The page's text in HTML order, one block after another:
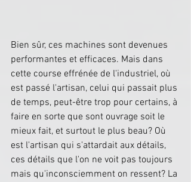
Bien sûr, ces machines sont devenues
performantes et efficaces. Mais dans
cette course effrénée de l'industriel, où
est passé l'artisan, celui qui passait plus
de temps, peut-être trop pour certains, à
faire en sorte que sont ouvrage soit le
mieux fait, et surtout le plus beau? Où
est l'artisan qui s'attardait aux détails,
ces détails que l'on ne voit pas toujours
mais qu'inconsciemment on ressent? La